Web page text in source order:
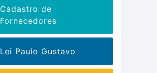
Cadastro de
Fornecedores
Lei Paulo Gustavo